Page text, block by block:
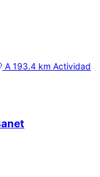
A 193.4 km Actividad